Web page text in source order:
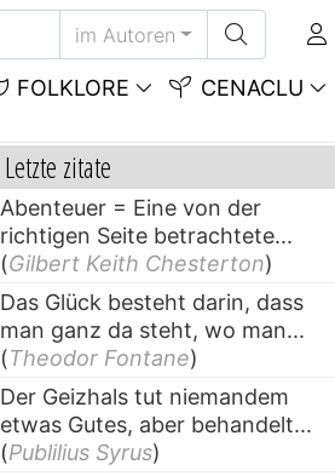
im Autoren
FOLKLORE CENACLU
Letzte zitate
Abenteuer = Eine von der
richtigen Seite betrachtete...
(Gilbert Keith Chesterton)
Das Glück besteht darin, dass
man ganz da steht, wo man...
(Theodor Fontane)
Der Geizhals tut niemandem
etwas Gutes, aber behandelt...
(Publilius Syrus)